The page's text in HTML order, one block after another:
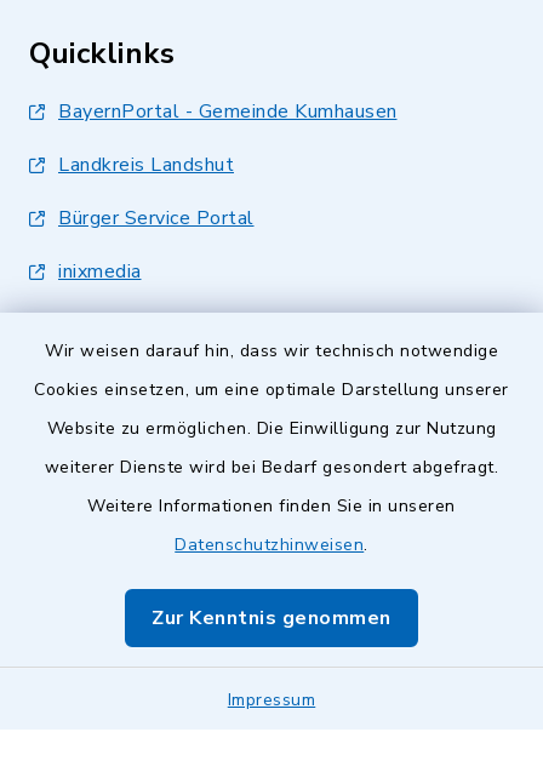
Wir weisen darauf hin, dass wir technisch notwendige
Cookies einsetzen, um eine optimale Darstellung unserer
Website zu ermöglichen. Die Einwilligung zur Nutzung
weiterer Dienste wird bei Bedarf gesondert abgefragt.
Weitere Informationen finden Sie in unseren
Datenschutzhinweisen.
Zur Kenntnis genommen
Impressum
Quicklinks
BayernPortal - Gemeinde Kumhausen
Landkreis Landshut
Bürger Service Portal
inixmedia
Barrierefreiheit
Sitemap